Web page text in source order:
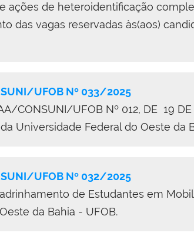
ações de heteroidentificação
das vagas reservadas às(aos)
UFOB Nº 033/2025
CONSUNI/UFOB Nº 012, DE 19
Universidade Federal do Oeste da
UFOB Nº 032/2025
de Estudantes em
da Bahia - UFOB.